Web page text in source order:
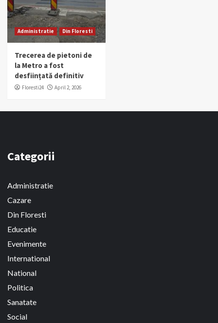
Administratie Din Floresti
Trecerea de pietoni de
la Metro a fost
desființată definitiv
Floresti24 April 2, 2026
Categorii
Administratie
Cazare
Din Floresti
Educatie
Evenimente
International
National
Politica
Sanatate
Social